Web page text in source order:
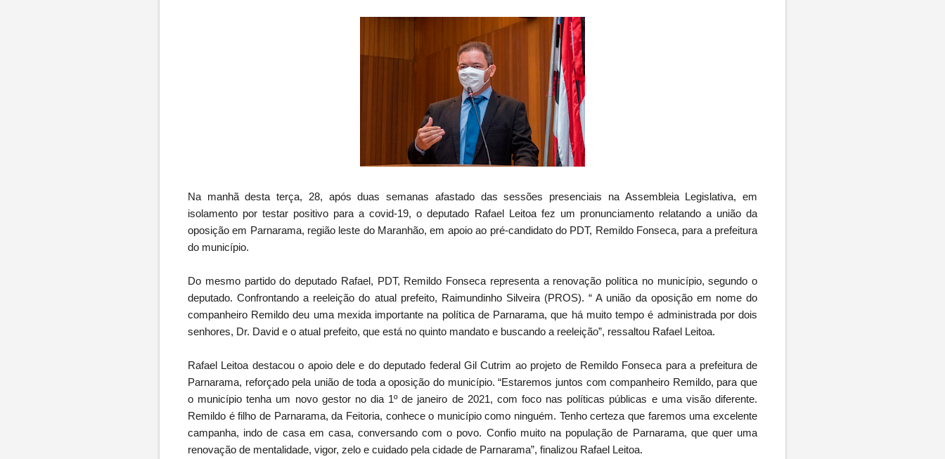
Na manhã desta terça, 28, após duas semanas afastado das sessões presenciais na Assembleia Legislativa, em
isolamento por testar positivo para a covid-19, o deputado Rafael Leitoa fez um pronunciamento relatando a união da
oposição em Parnarama, região leste do Maranhão, em apoio ao pré-candidato do PDT, Remildo Fonseca, para a prefeitura
do município.
Do mesmo partido do deputado Rafael, PDT, Remildo Fonseca representa a renovação política no município, segundo o
deputado. Confrontando a reeleição do atual prefeito, Raimundinho Silveira (PROS). “ A união da oposição em nome do
companheiro Remildo deu uma mexida importante na política de Parnarama, que há muito tempo é administrada por dois
senhores, Dr. David e o atual prefeito, que está no quinto mandato e buscando a reeleição”, ressaltou Rafael Leitoa.
Rafael Leitoa destacou o apoio dele e do deputado federal Gil Cutrim ao projeto de Remildo Fonseca para a prefeitura de
Parnarama, reforçado pela união de toda a oposição do município. “Estaremos juntos com companheiro Remildo, para que
o município tenha um novo gestor no dia 1º de janeiro de 2021, com foco nas políticas públicas e uma visão diferente.
Remildo é filho de Parnarama, da Feitoria, conhece o município como ninguém. Tenho certeza que faremos uma excelente
campanha, indo de casa em casa, conversando com o povo. Confio muito na população de Parnarama, que quer uma
renovação de mentalidade, vigor, zelo e cuidado pela cidade de Parnarama”, finalizou Rafael Leitoa.